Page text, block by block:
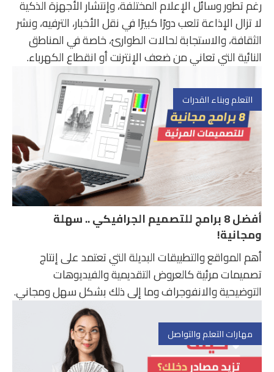
رغم تطور وسائل الإعلام المختلفة، وإنتشار الأجهزة الذكية
لا تزال الإذاعة تلعب دورًا كبيرًا في نقل الأخبار، الترفيه، ونشر
الثقافة، والاستجابة لحالات الطوارئ، خاصة في المناطق
النائية التي تعاني من ضعف الإنترنت أو انقطاع الكهرباء.
التعلم وبناء القدرات
أفضل 8 برامج للتصميم الجرافيكي .. سهلة
ومجانية!
أهم المواقع والتطبيقات البديلة التي تعتمد على إنتاج
تصميمات مرئية كالعروض التقديمية والفيديوهات
التوضيحية والانفوجراف وما إلى ذلك بشكل سهل ومجاني.
مهارات التعلم والتواصل